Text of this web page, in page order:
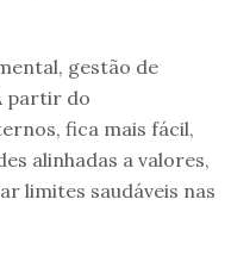
gestão de
partir do
fica mais fácil,
alinhadas a valores,
limites saudáveis nas